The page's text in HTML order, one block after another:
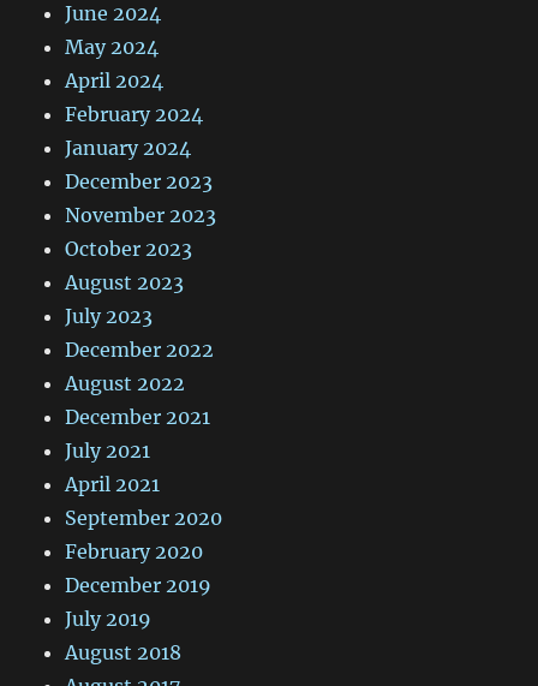
June 2024
May 2024
April 2024
February 2024
January 2024
December 2023
November 2023
October 2023
August 2023
July 2023
December 2022
August 2022
December 2021
July 2021
April 2021
September 2020
February 2020
December 2019
July 2019
August 2018